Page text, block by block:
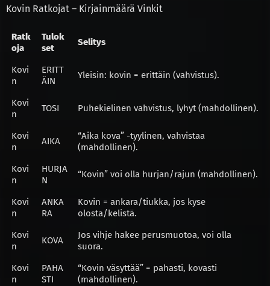
Kovin Ratkojat – Kirjainmäärä Vinkit
Ratk
oja
Tulok
set
Selitys
Kovi
n
ERITT
ÄIN
Yleisin: kovin = erittäin (vahvistus).
Kovi
n
TOSI Puhekielinen vahvistus, lyhyt (mahdollinen).
Kovi
n
AIKA
“Aika kova” -tyylinen, vahvistaa
(mahdollinen).
Kovi
n
HURJA
N
“Kovin” voi olla hurjan/rajun (mahdollinen).
Kovi
n
ANKA
RA
Kovin = ankara/tiukka, jos kyse
olosta/kelistä.
Kovi
n
KOVA
Jos vihje hakee perusmuotoa, voi olla
suora.
Kovi
n
PAHA
STI
“Kovin väsyttää” = pahasti, kovasti
(mahdollinen).